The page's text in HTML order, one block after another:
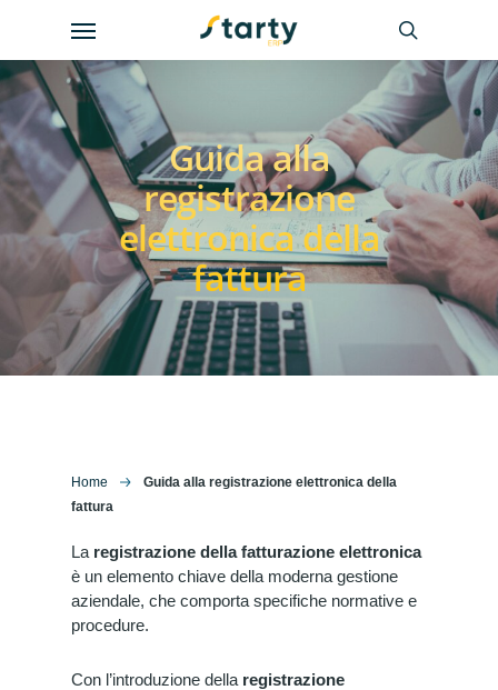
main
content
Menu
Guida alla
registrazione
elettronica della
fattura
Home
Guida alla registrazione elettronica della
fattura
La registrazione della fatturazione elettronica
è un elemento chiave della moderna gestione
aziendale, che comporta specifiche normative e
procedure.
Con l’introduzione della registrazione